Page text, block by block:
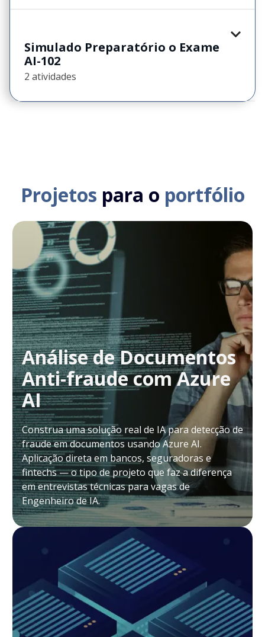
Simulado Preparatório o Exame
AI-102
2 atividades
Projetos para o portfólio
Análise de Documentos
Anti-fraude com Azure
AI
Construa uma solução real de IA para detecção de
fraude em documentos usando Azure AI.
Aplicação direta em bancos, seguradoras e
fintechs — o tipo de projeto que faz a diferença
em entrevistas técnicas para vagas de
Engenheiro de IA.